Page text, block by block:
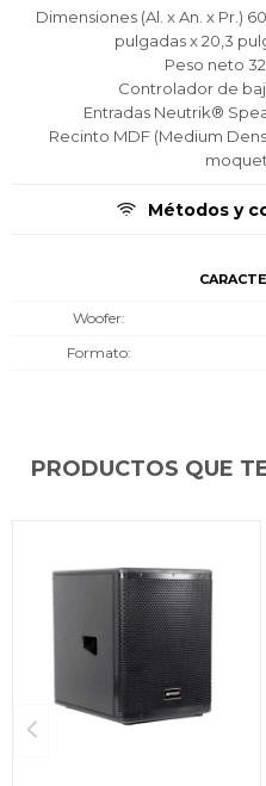
Dimensiones (Al. x An. x Pr.)
pulgadas x 20,3
Peso neto
Controlador de
Entradas Neutrik®
Recinto MDF (Medium
Métodos y
Woofer
Formato
PRODUCTOS QUE